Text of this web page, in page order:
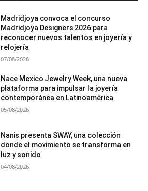
Madridjoya convoca el concurso
Madridjoya Designers 2026 para
reconocer nuevos talentos en joyería y
relojería
07/08/2026
Nace Mexico Jewelry Week, una nueva
plataforma para impulsar la joyería
contemporánea en Latinoamérica
05/08/2026
Nanis presenta SWAY, una colección
donde el movimiento se transforma en
luz y sonido
04/08/2026